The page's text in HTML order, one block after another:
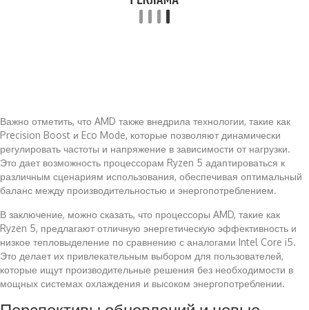
Важно отметить, что AMD также внедрила технологии, такие как
Precision Boost и Eco Mode, которые позволяют динамически
регулировать частоты и напряжение в зависимости от нагрузки.
Это дает возможность процессорам Ryzen 5 адаптироваться к
различным сценариям использования, обеспечивая оптимальный
баланс между производительностью и энергопотреблением.
В заключение, можно сказать, что процессоры AMD, такие как
Ryzen 5, предлагают отличную энергетическую эффективность и
низкое тепловыделение по сравнению с аналогами Intel Core i5.
Это делает их привлекательным выбором для пользователей,
которые ищут производительные решения без необходимости в
мощных системах охлаждения и высоком энергопотреблении.